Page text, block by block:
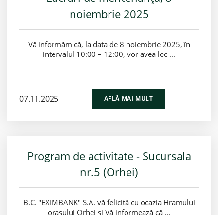
noiembrie 2025
Vă informăm că, la data de 8 noiembrie 2025, în
intervalul 10:00 – 12:00, vor avea loc ...
07.11.2025 AFLĂ MAI MULT
Program de activitate - Sucursala
nr.5 (Orhei)
B.C. "EXIMBANK" S.A. vă felicită cu ocazia Hramului
orașului Orhei și Vă informează că ...